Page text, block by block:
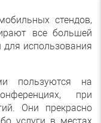
стендов,
все большей
использования
пользуются на
при
Они прекрасно